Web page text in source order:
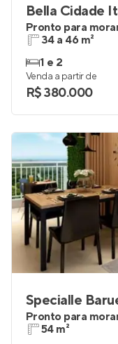
Bella Cidade
Pronto para
34 a 46 m²
1 e 2
Venda a partir de
R$ 380.000
Specialle
Pronto para
54 m²